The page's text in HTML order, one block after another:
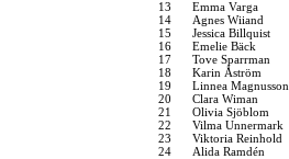
13
Emma Varga
14
Agnes Wiiand
15
Jessica Billquist
16
Emelie Bäck
17
Tove Sparrman
18
Karin Åström
19
Linnea Magnusson
20
Clara Wiman
21
Olivia Sjöblom
22
Vilma Unnermark
23
Viktoria Reinhold
24
Alida Ramdén